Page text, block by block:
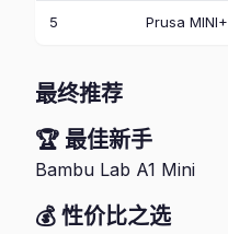
5 Prusa MINI+
最终推荐
🏆 最佳新手
Bambu Lab A1 Mini
💰 性价比之选